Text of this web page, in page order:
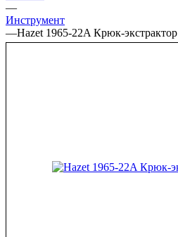
—
Инструмент
—Hazet 1965-22A Крюк-экстрактор